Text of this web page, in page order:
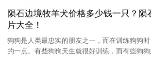
陨石边境牧羊犬价格多少钱一只？陨
片大全！
狗狗是人类最忠实的朋友之一，而在训练狗狗
的一点。有些狗狗天生就很好训练，而有些狗